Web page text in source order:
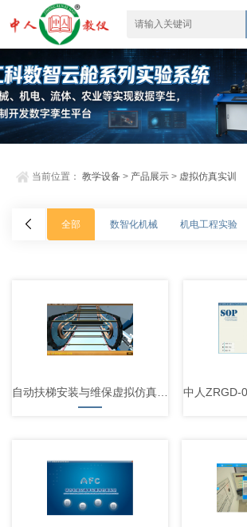
当前位置：教学设备 > 产品展示 > 虚拟仿真实训
全部 数智化机械 机电工程实验
自动扶梯安装与维保虚拟仿真实训系统（PC云端+VR版）